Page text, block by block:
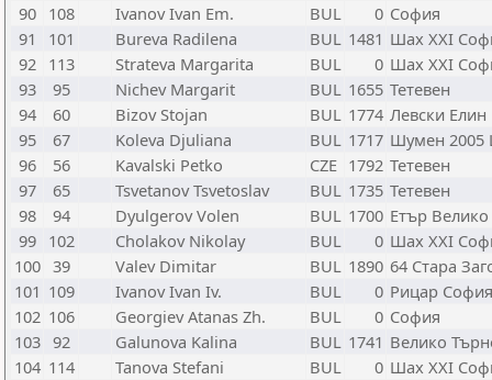
90 108 Ivanov Ivan Em. BUL 0 София
91
101 Bureva Radilena BUL 1481 Шах XXI
92 113 Strateva Margarita BUL 0 Шах XXI
93
95 Nichev Margarit BUL 1655 Тетевен
94
60 Bizov Stojan BUL 1774 Левски
95
67 Koleva Djuliana BUL 1717 Шумен
96
56 Kavalski Petko CZE 1792 Тетевен
97
65 Tsvetanov Tsvetoslav BUL 1735 Тетевен
98
94 Dyulgerov Volen BUL 1700 Етър
99 102 Cholakov Nikolay BUL 0 Шах XXI
100 39 Valev Dimitar BUL 1890 64 Стара
101 109 Ivanov Ivan Iv. BUL 0 Рицар София
102 106 Georgiev Atanas Zh. BUL 0 София
103 92 Galunova Kalina BUL 1741 Велико
104 114 Tanova Stefani BUL 0 Шах XXI